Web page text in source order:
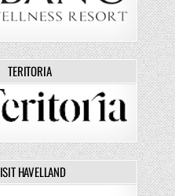
TERITORIA
HAVELLAND